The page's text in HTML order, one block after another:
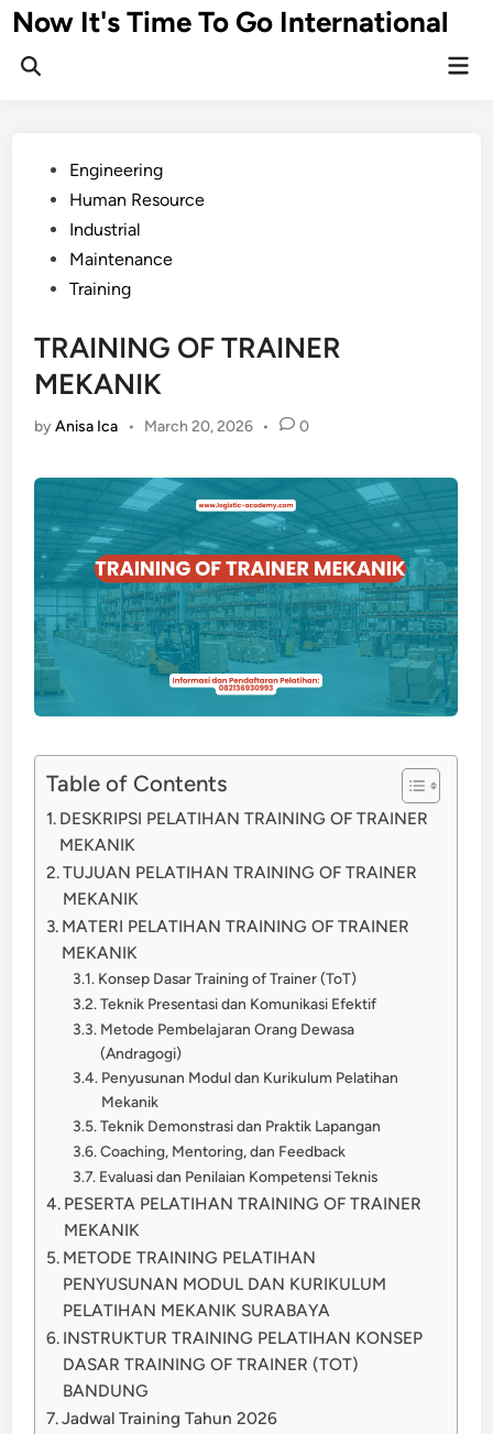
Skip
to
content
Now It's Time To Go International
PostedEngineering
Human Resource
Industrial
Maintenance
Training
TRAINING OF TRAINER
MEKANIK
byAnisa Ica • March 20, 2026 • 0
Table of Contents
DESKRIPSI PELATIHAN TRAINING OF TRAINER
MEKANIK
TUJUAN PELATIHAN TRAINING OF TRAINER
MEKANIK
MATERI PELATIHAN TRAINING OF TRAINER
MEKANIK
Konsep Dasar Training of Trainer (ToT)
Teknik Presentasi dan Komunikasi Efektif
Metode Pembelajaran Orang Dewasa
(Andragogi)
Penyusunan Modul dan Kurikulum Pelatihan
Mekanik
Teknik Demonstrasi dan Praktik Lapangan
Coaching, Mentoring, dan Feedback
Evaluasi dan Penilaian Kompetensi Teknis
PESERTA PELATIHAN TRAINING OF TRAINER
MEKANIK
METODE TRAINING PELATIHAN
PENYUSUNAN MODUL DAN KURIKULUM
PELATIHAN MEKANIK SURABAYA
INSTRUKTUR TRAINING PELATIHAN KONSEP
DASAR TRAINING OF TRAINER (TOT)
BANDUNG
Jadwal Training Tahun 2026